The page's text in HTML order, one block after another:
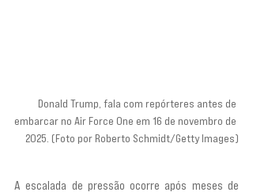
Donald Trump, fala com repórteres antes de
embarcar no Air Force One em 16 de novembro de
2025. (Foto por Roberto Schmidt/Getty Images)
A escalada de pressão ocorre após meses de